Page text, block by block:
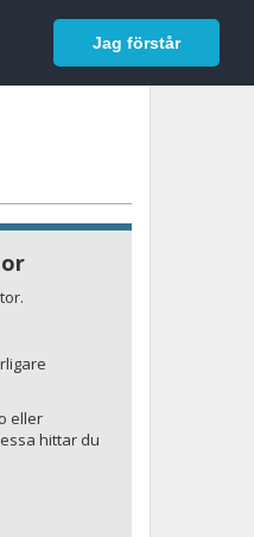
Jag förstår
Logga in
eller
hittar du